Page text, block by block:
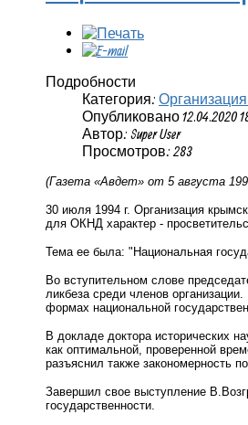
Подробности
Категория:
Опубликовано 12.04.2020
Автор: Super User
Просмотров: 283
(Газета «Авдет» от 5 августа
30 июля 1994 г. Организация
для ОКНД характер -
Тема ее была: "Национальная
Во вступительном слове
ликбеза среди членов
формах национальной
В докладе доктора исторических
как оптимальной, проверенной
разъяснил также закономерность
Завершил свое выступление
государственности.